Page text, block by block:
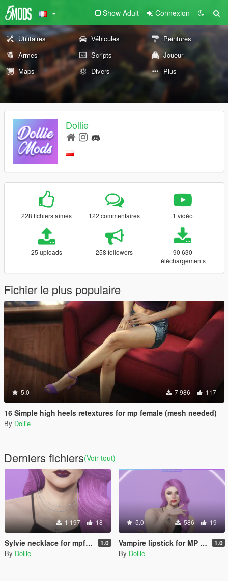
Show Adult Connexion
Utilitaires Véhicules
Peintures
Armes
Scripts
Joueur
Maps
Divers Plus
Dollie
228 fichiers aimés 122 commentaires 1 vidéo
25 uploads 258 followers
90 630
téléchargements
Fichier le plus populaire
5.0 7 986 117
16 Simple high heels retextures for mp female (mesh needed)
By Dollie
Derniers fichiers(Voir tout)
1 197 18
Sylvie necklace for mpfemale 1.0
By Dollie
5.0 586 19
Vampire lipstick for MP Female 1.0
By Dollie